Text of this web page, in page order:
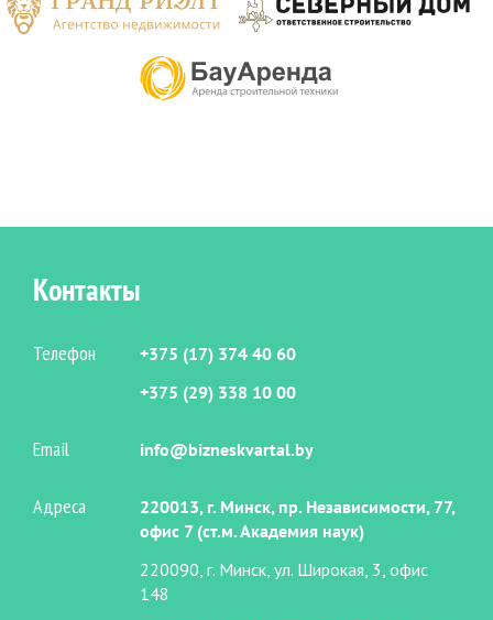
Контакты
Телефон
+375 (17) 374 40 60
+375 (29) 338 10 00
Email info@bizneskvartal.by
Адреса
220013, г. Минск, пр. Независимости, 77,
офис 7 (ст.м. Академия наук)
220090, г. Минск, ул. Широкая, 3, офис
148